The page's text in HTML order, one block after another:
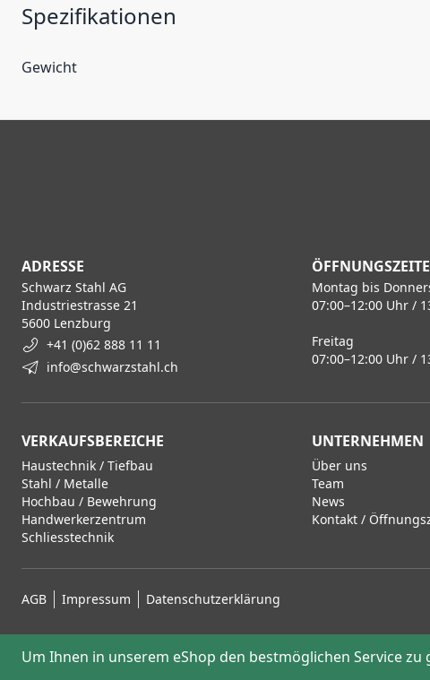
Spezifikationen
Gewicht
ADRESSE
Schwarz Stahl AG
Industriestrasse 21
5600 Lenzburg
+41 (0)62 888 11 11
info@schwarzstahl.ch
Montag bis
07:00–12:00 Uhr /
Freitag
07:00–12:00 Uhr /
VERKAUFSBEREICHE
Haustechnik / Tiefbau
Stahl / Metalle
Hochbau / Bewehrung
Handwerkerzentrum
Schliesstechnik
UNTERNEHMEN
Über uns
Team
News
Kontakt /
AGB Impressum Datenschutzerklärung
© 2026 Schwarz Stahl AG, Lenzburg
Um Ihnen in unserem eShop den bestmöglichen Service